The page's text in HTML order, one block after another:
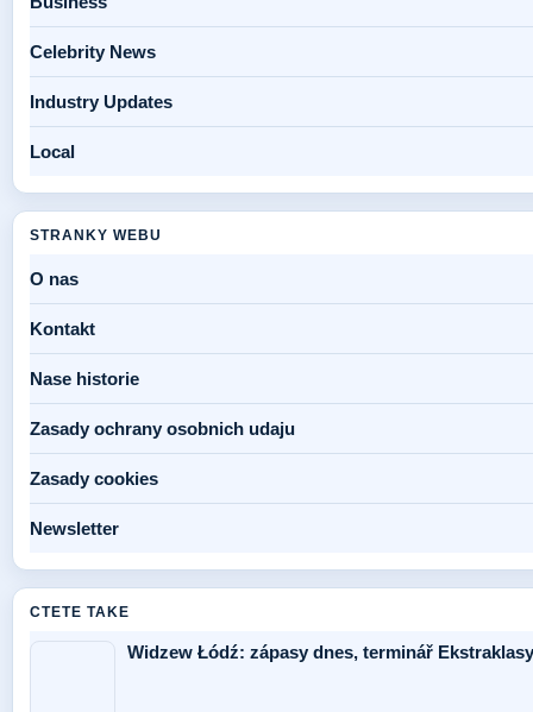
Celebrity News
Industry Updates
Local
STRANKY WEBU
O nas
Kontakt
Nase historie
Zasady ochrany osobnich udaju
Zasady cookies
Newsletter
CTETE TAKE
Widzew Łódź: zápasy dnes, terminář